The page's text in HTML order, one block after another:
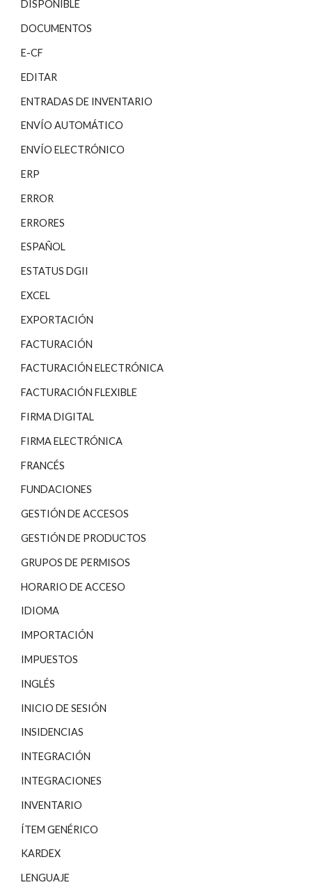
DISPONIBLE
DOCUMENTOS
E-CF
EDITAR
ENTRADAS DE INVENTARIO
ENVÍO AUTOMÁTICO
ENVÍO ELECTRÓNICO
ERP
ERROR
ERRORES
ESPAÑOL
ESTATUS DGII
EXCEL
EXPORTACIÓN
FACTURACIÓN
FACTURACIÓN ELECTRÓNICA
FACTURACIÓN FLEXIBLE
FIRMA DIGITAL
FIRMA ELECTRÓNICA
FRANCÉS
FUNDACIONES
GESTIÓN DE ACCESOS
GESTIÓN DE PRODUCTOS
GRUPOS DE PERMISOS
HORARIO DE ACCESO
IDIOMA
IMPORTACIÓN
IMPUESTOS
INGLÉS
INICIO DE SESIÓN
INSIDENCIAS
INTEGRACIÓN
INTEGRACIONES
INVENTARIO
ÍTEM GENÉRICO
KARDEX
LENGUAJE